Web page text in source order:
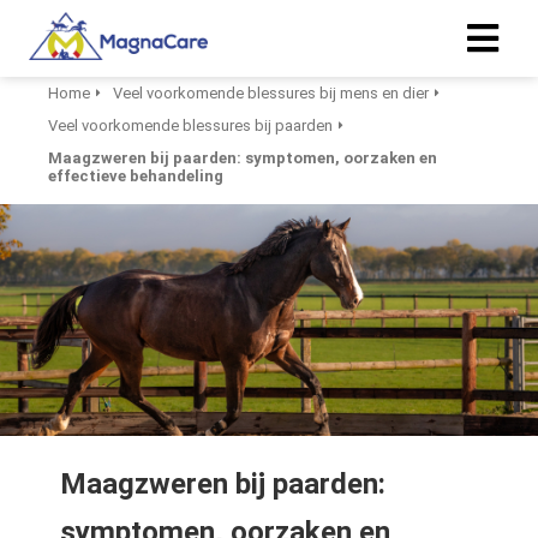
Home
Veel voorkomende blessures bij mens en dier
Veel voorkomende blessures bij paarden
Maagzweren bij paarden: symptomen, oorzaken en
effectieve behandeling
Maagzweren bij paarden:
policy
zijn
om
te
Ze